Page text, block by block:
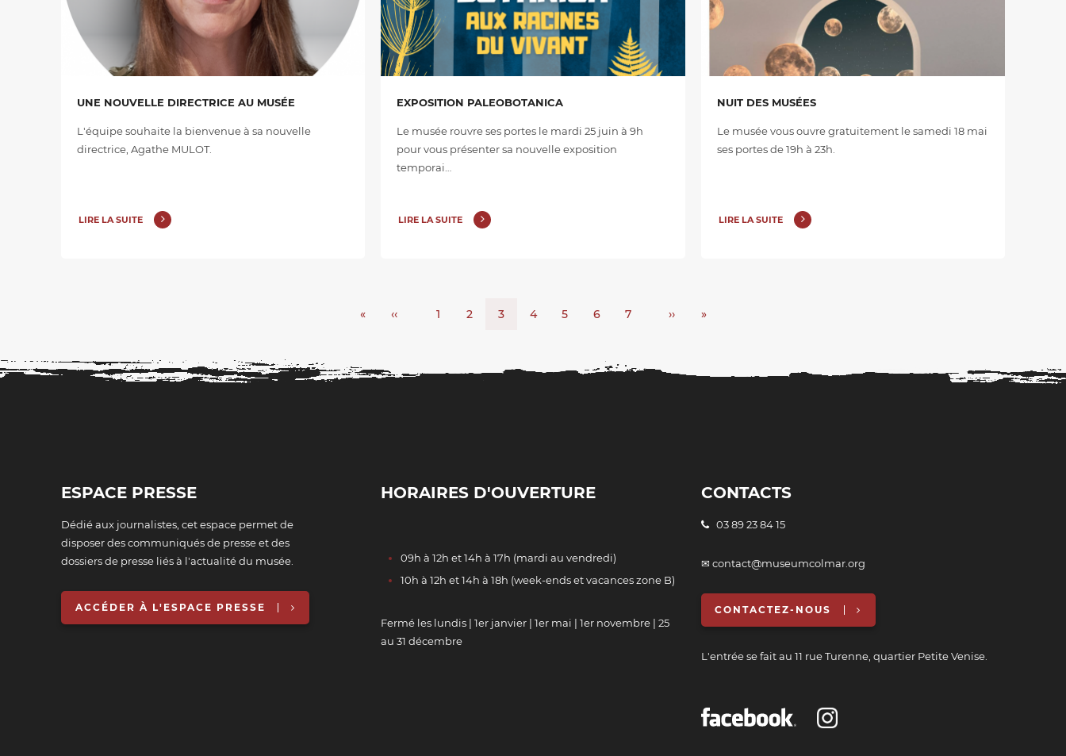
UNE NOUVELLE DIRECTRICE AU MUSÉE
L'équipe souhaite la bienvenue à sa nouvelle
directrice, Agathe MULOT.
LIRE LA SUITE
EXPOSITION PALEOBOTANICA
Le musée rouvre ses portes le mardi 25 juin à 9h
pour vous présenter sa nouvelle exposition
temporai…
LIRE LA SUITE
NUIT DES MUSÉES
Le musée vous ouvre gratuitement le samedi 18 mai
ses portes de 19h à 23h.
LIRE LA SUITE
Première
« Page
‹‹ Page
1 Page
2 Page
3 Page
4 Page
5 Page
6 Page
7 Page
›› Dernière
»
ESPACE PRESSE
Dédié aux journalistes, cet espace permet de
disposer des communiqués de presse et des
dossiers de presse liés à l'actualité du musée.
ACCÉDER À L'ESPACE PRESSE
HORAIRES D'OUVERTURE
09h à 12h et 14h à 17h (mardi au vendredi)
10h à 12h et 14h à 18h (week-ends et vacances zone B)
Fermé les lundis | 1er janvier | 1er mai | 1er novembre | 25
au 31 décembre
CONTACTS
03 89 23 84 15
✉ contact@museumcolmar.org
CONTACTEZ-NOUS
L'entrée se fait au 11 rue Turenne, quartier Petite Venise.